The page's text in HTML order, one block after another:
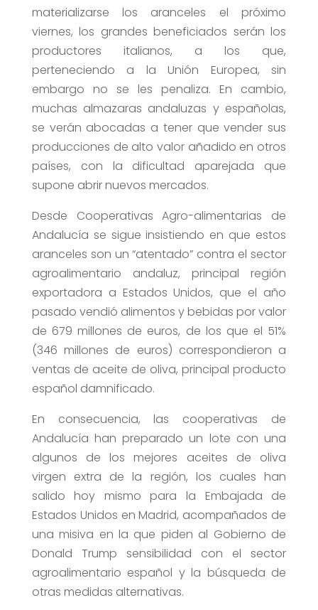
materializarse los aranceles el próximo
viernes, los grandes beneficiados serán los
productores italianos, a los que,
perteneciendo a la Unión Europea, sin
embargo no se les penaliza. En cambio,
muchas almazaras andaluzas y españolas,
se verán abocadas a tener que vender sus
producciones de alto valor añadido en otros
países, con la dificultad aparejada que
supone abrir nuevos mercados.
Desde Cooperativas Agro-alimentarias de
Andalucía se sigue insistiendo en que estos
aranceles son un “atentado” contra el sector
agroalimentario andaluz, principal región
exportadora a Estados Unidos, que el año
pasado vendió alimentos y bebidas por valor
de 679 millones de euros, de los que el 51%
(346 millones de euros) correspondieron a
ventas de aceite de oliva, principal producto
español damnificado.
En consecuencia, las cooperativas de
Andalucía han preparado un lote con una
algunos de los mejores aceites de oliva
virgen extra de la región, los cuales han
salido hoy mismo para la Embajada de
Estados Unidos en Madrid, acompañados de
una misiva en la que piden al Gobierno de
Donald Trump sensibilidad con el sector
agroalimentario español y la búsqueda de
otras medidas alternativas.